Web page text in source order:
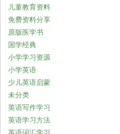
儿童教育资料
免费资料分享
原版医学书
国学经典
小学学习资源
小学英语
少儿英语启蒙
未分类
英语写作学习
英语学习方法